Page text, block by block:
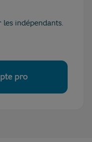
indépendants.
pro